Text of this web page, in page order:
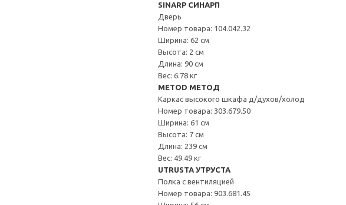
SINARP СИНАРП
Дверь
Номер товара: 104.042.32
Ширина: 62 см
Высота: 2 см
Длина: 90 см
Вес: 6.78 кг
METOD МЕТОД
Каркас высокого шкафа д/духов/холод
Номер товара: 303.679.50
Ширина: 61 см
Высота: 7 см
Длина: 239 см
Вес: 49.49 кг
UTRUSTA УТРУСТА
Полка с вентиляцией
Номер товара: 903.681.45